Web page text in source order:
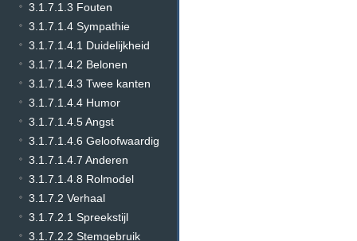
3.1.7.1.3 Fouten
3.1.7.1.4 Sympathie
3.1.7.1.4.1 Duidelijkheid
3.1.7.1.4.2 Belonen
3.1.7.1.4.3 Twee kanten
3.1.7.1.4.4 Humor
3.1.7.1.4.5 Angst
3.1.7.1.4.6 Geloofwaardig
3.1.7.1.4.7 Anderen
3.1.7.1.4.8 Rolmodel
3.1.7.2 Verhaal
3.1.7.2.1 Spreekstijl
3.1.7.2.2 Stemgebruik